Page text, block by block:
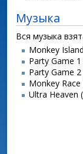
Музыка
Вся музыка
Monkey
Party Game
Party Game
Monkey
Ultra Heaven